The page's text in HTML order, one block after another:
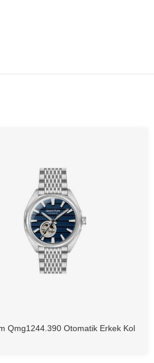
Qmg1244.390 Otomatik Erkek Kol